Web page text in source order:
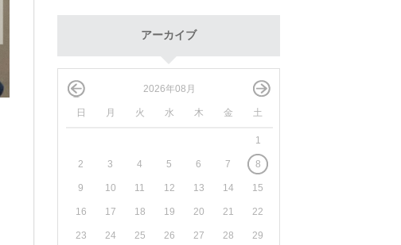
アーカイブ
2026年08月
日 月 火 水 木 金 土
1
2 3 4 5 6 7 8
9 10 11 12 13 14 15
16 17 18 19 20 21 22
23 24 25 26 27 28 29